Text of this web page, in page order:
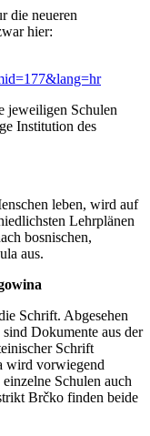
die neueren
hier:
jeweiligen Schulen
Institution des
leben, wird auf
Lehrplänen
bosnischen,
aus.
Schrift. Abgesehen
Dokumente aus der
Schrift
wird vorwiegend
Schulen auch
Brčko finden beide